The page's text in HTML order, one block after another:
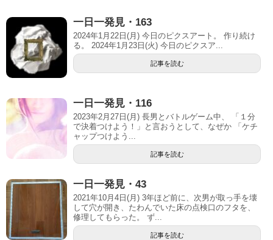
一日一発見・163
2024年1月22日(月) 今日のピクスアート。 作り続け
る。 2024年1月23日(火) 今日のピクスア...
記事を読む
一日一発見・116
2023年2月27日(月) 長男とバトルゲーム中、 「１分
で決着つけよう！」と言おうとして、なぜか 「ケチ
ャップつけよう...
記事を読む
一日一発見・43
2021年10月4日(月) 3年ほど前に、次男が取っ手を壊
して穴が開き、たわんでいた床の点検口のフタを、
修理してもらった。 ず...
記事を読む